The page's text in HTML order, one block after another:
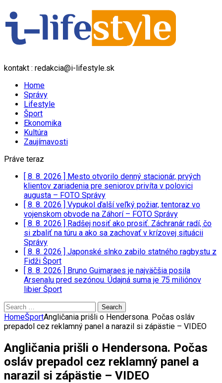
kontakt : redakcia@i-lifestyle.sk
Home
Správy
Lifestyle
Šport
Ekonomika
Kultúra
Zaujímavosti
Práve teraz
[ 8. 8. 2026 ] Mesto otvorilo denný stacionár, prvých
klientov zariadenia pre seniorov privíta v polovici
augusta – FOTO Správy
[ 8. 8. 2026 ] Vypukol ďalší veľký požiar, tentoraz vo
vojenskom obvode na Záhorí – FOTO Správy
[ 8. 8. 2026 ] Radšej nosiť ako prosiť. Záchranár radí, čo
si zbaliť na túru a ako sa zachovať v krízovej situácii
Správy
[ 8. 8. 2026 ] Japonské slnko zabilo statného ragbystu z
Fidži Šport
[ 8. 8. 2026 ] Bruno Guimaraes je najväčšia posila
Arsenalu pred sezónou. Údajná suma je 75 miliónov
libier Šport
Search
for:
HomeŠportAngličania prišli o Hendersona. Počas osláv
prepadol cez reklamný panel a narazil si zápästie – VIDEO
Angličania prišli o Hendersona. Počas
osláv prepadol cez reklamný panel a
narazil si zápästie – VIDEO